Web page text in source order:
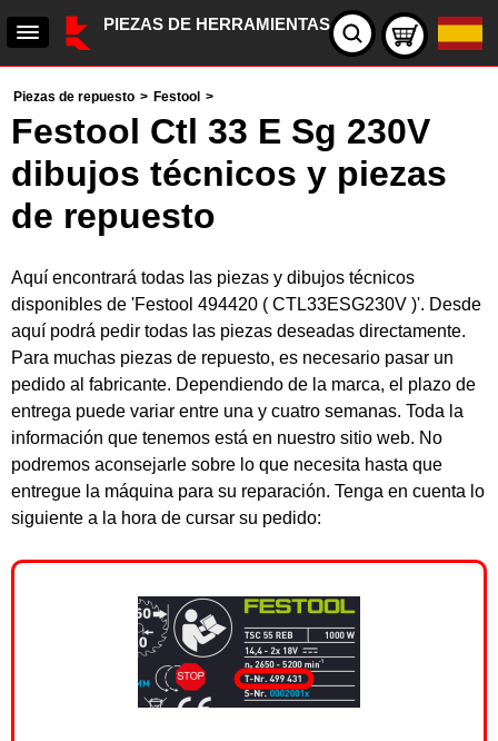
PIEZAS DE HERRAMIENTAS
Piezas de repuesto > Festool >
Festool Ctl 33 E Sg 230V
dibujos técnicos y piezas
de repuesto
Aquí encontrará todas las piezas y dibujos técnicos
disponibles de 'Festool 494420 ( CTL33ESG230V )'. Desde
aquí podrá pedir todas las piezas deseadas directamente.
Para muchas piezas de repuesto, es necesario pasar un
pedido al fabricante. Dependiendo de la marca, el plazo de
entrega puede variar entre una y cuatro semanas. Toda la
información que tenemos está en nuestro sitio web. No
podremos aconsejarle sobre lo que necesita hasta que
entregue la máquina para su reparación. Tenga en cuenta lo
siguiente a la hora de cursar su pedido: